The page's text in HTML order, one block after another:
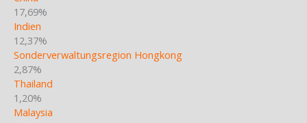
17,69%
Indien
12,37%
Sonderverwaltungsregion Hongkong
2,87%
Thailand
1,20%
Malaysia